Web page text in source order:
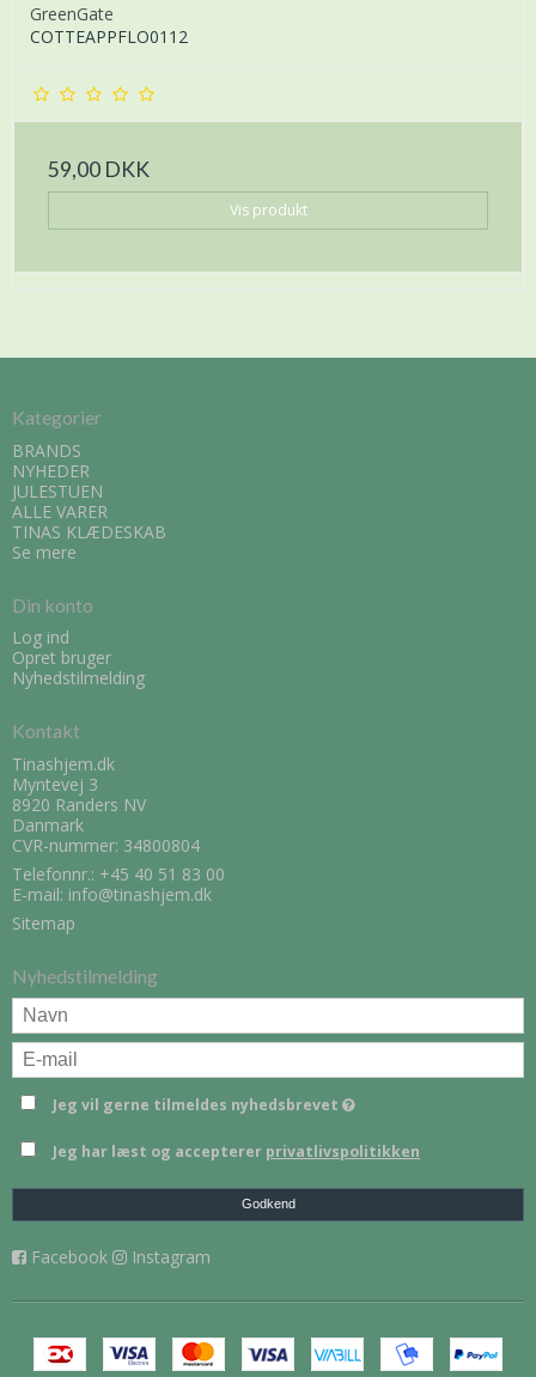
GreenGate
COTTEAPPFLO0112
59,00 DKK
Vis produkt
Kategorier
BRANDS
NYHEDER
JULESTUEN
ALLE VARER
TINAS KLÆDESKAB
Se mere
Din konto
Log ind
Opret bruger
Nyhedstilmelding
Kontakt
Tinashjem.dk
Myntevej 3
8920 Randers NV
Danmark
CVR-nummer: 34800804
Telefonnr.: +45 40 51 83 00
E-mail: info@tinashjem.dk
Sitemap
Nyhedstilmelding
Jeg vil gerne tilmeldes nyhedsbrevet
Jeg har læst og accepterer privatlivspolitikken
Godkend
Facebook Instagram